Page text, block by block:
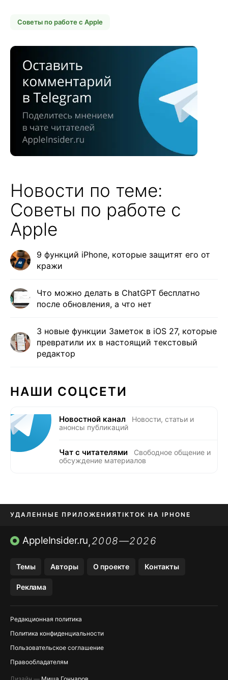
Советы по работе с Apple
Новости по теме:
Советы по работе с
Apple
9 функций iPhone, которые защитят его от
кражи
Что можно делать в ChatGPT бесплатно
после обновления, а что нет
3 новые функции Заметок в iOS 27, которые
превратили их в настоящий текстовый
редактор
НАШИ СОЦСЕТИ
Новостной канал
Новости, статьи и
анонсы публикаций
Чат с читателями
Свободное общение и
обсуждение материалов
УДАЛЕННЫЕ ПРИЛОЖЕНИЯTIKTOK НА IPHONE
ПРИЛОЖЕНИЯ БЕЗ APP STORE
AppleInsider.ru,2008—2026
Темы Авторы О проекте Контакты
Реклама
Редакционная политика
Политика конфиденциальности
Пользовательское соглашение
Правообладателям
Дизайн — Миша Гончаров